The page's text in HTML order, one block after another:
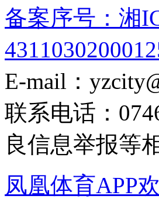
备案序号：湘
E-mail：
联系电话：
良信息举报等
凤凰体育APP